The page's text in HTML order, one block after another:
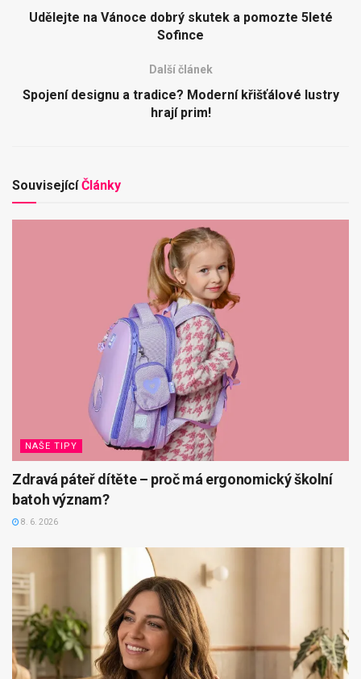
Udělejte na Vánoce dobrý skutek a pomozte 5leté
Sofince
Další článek
Spojení designu a tradice? Moderní křišťálové lustry
hrají prim!
SouvisejícíČlánky
NAŠE TIPY
Zdravá páteř dítěte – proč má ergonomický školní
batoh význam?
8. 6. 2026